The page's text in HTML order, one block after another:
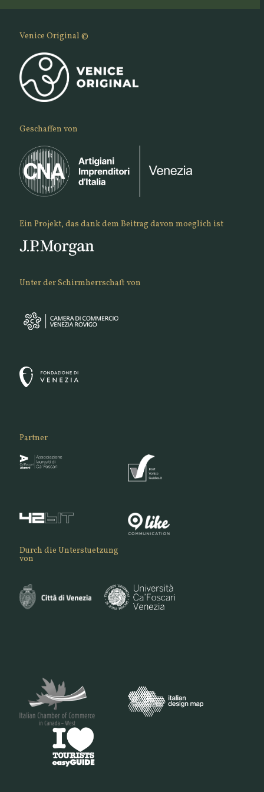
Venice Original ©
Geschaffen von
Ein Projekt, das dank dem Beitrag davon moeglich ist
Unter der Schirmherrschaft von
Partner
Durch die Unterstuetzung
von